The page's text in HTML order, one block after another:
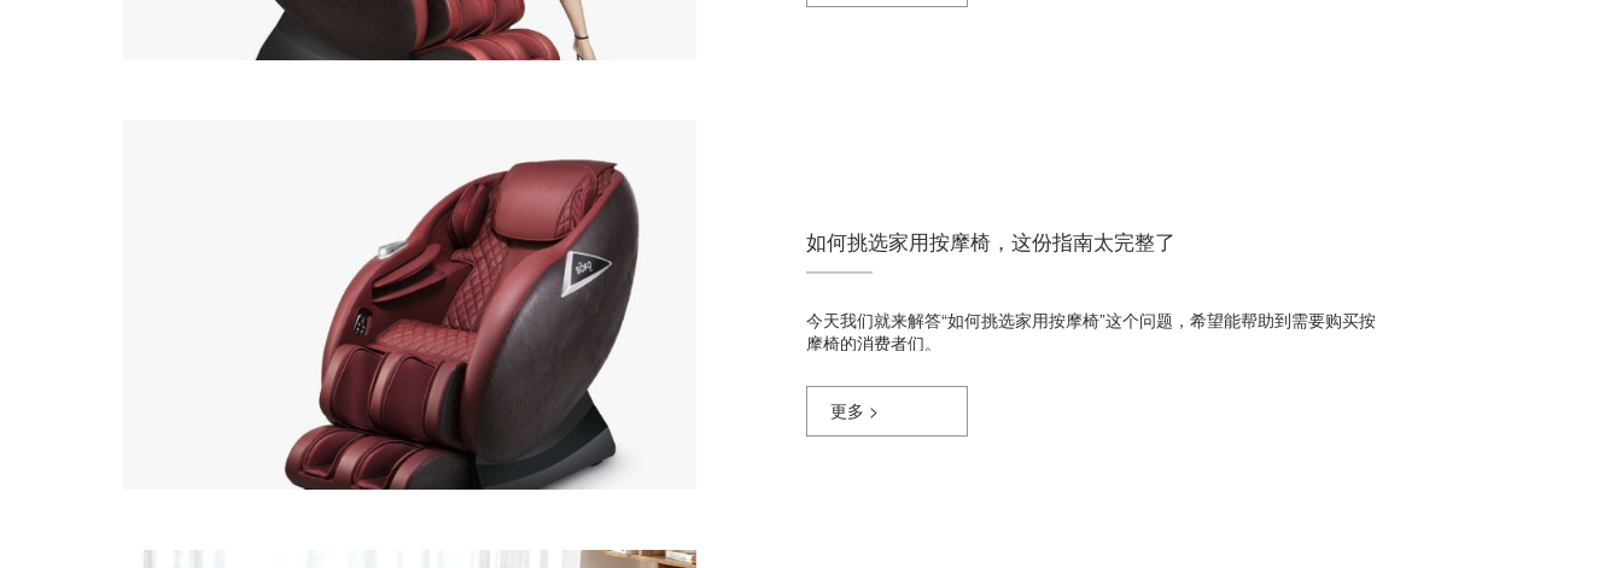
如何挑选家用按摩椅，这份指南太完整了
今天我们就来解答“如何挑选家用按摩椅”这个问题，希望能帮助到需要购买按
摩椅的消费者们。
更多 >